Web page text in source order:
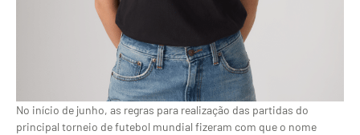
No início de junho, as regras para realização das partidas do
principal torneio de futebol mundial fizeram com que o nome